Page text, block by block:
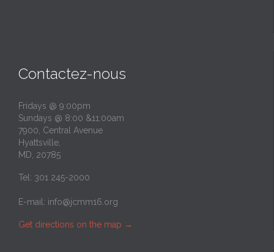
Contactez-nous
Fridays @ 9:00pm
Sundays @ 8:00 &11:00am
7900, Central Avenue
Hyattsville,
MD, 20785
Tel: 301 245-2000
E-mail: info@jcmm16.org
Get directions on the map →